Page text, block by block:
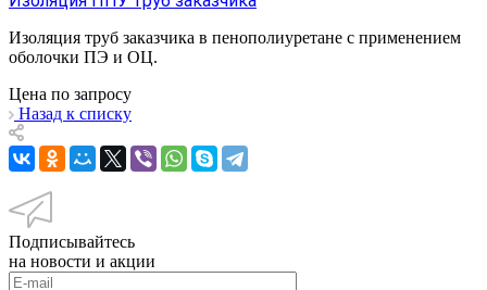
Изоляция труб заказчика в пенополиуретане с применением
оболочки ПЭ и ОЦ.
Цена по запросу
Назад к списку
Подписывайтесь
на новости и акции